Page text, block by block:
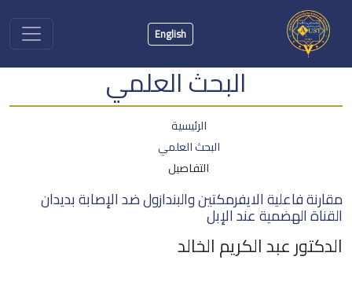
English
البحث العلمي
الرئيسية
البحث العلمي
التفاصيل
مقارنة فاعلية الايفرمكتين والبندازول ضد الإصابة بديدان
القناة الهضمية عند الإبل
الدكتور عبد الكريم الخالد